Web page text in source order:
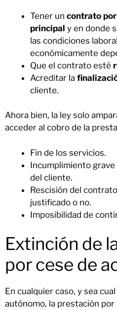
Tener un contrato
principal y en donde
las condiciones
económicamente
Que el contrato esté
Acreditar la
cliente.
Ahora bien, la ley solo
acceder al cobro de la
Fin de los servicios.
Incumplimiento
del cliente.
Rescisión del
justificado o no.
Imposibilidad de
Extinción de
por cese de
En cualquier caso, y sea
autónomo, la prestación